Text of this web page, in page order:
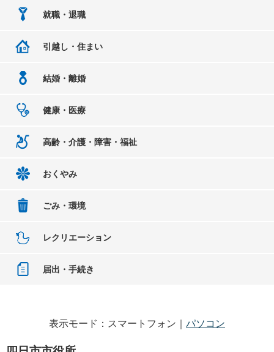
就職・退職
引越し・住まい
結婚・離婚
健康・医療
高齢・介護・障害・福祉
おくやみ
ごみ・環境
レクリエーション
届出・手続き
表示モード：スマートフォン｜ パソコン